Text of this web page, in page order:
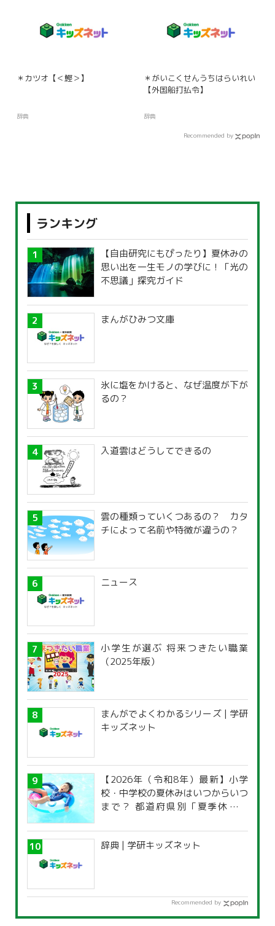
＊カツオ【＜鰹＞】
辞典
＊がいこくせんうちはらいれい
【外国船打払令】
辞典
Recommended by
ランキング
【自由研究にもぴったり】夏休みの
思い出を一生モノの学びに！「光の
不思議」探究ガイド
まんがひみつ文庫
氷に塩をかけると、なぜ温度が下が
るの？
入道雲はどうしてできるの
雲の種類っていくつあるの？ カタ
チによって名前や特徴が違うの？
ニュース
小学生が選ぶ 将来つきたい職業
（2025年版）
まんがでよくわかるシリーズ | 学研
キッズネット
【2026年（令和8年）最新】小学
校・中学校の夏休みはいつからいつ
まで？ 都道府県別「夏季休暇一
辞典 | 学研キッズネット
Recommended by